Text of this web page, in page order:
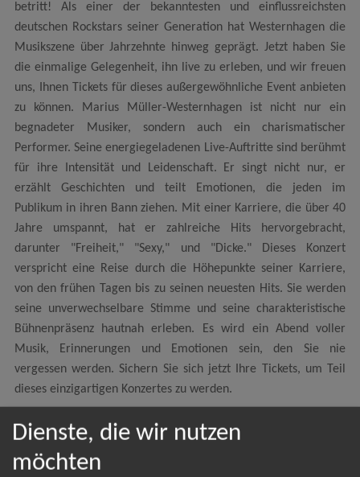
betritt! Als einer der bekanntesten und einflussreichsten
deutschen Rockstars seiner Generation hat Westernhagen die
Musikszene über Jahrzehnte hinweg geprägt. Jetzt haben Sie
die einmalige Gelegenheit, ihn live zu erleben, und wir freuen
uns, Ihnen Tickets für dieses außergewöhnliche Event anbieten
zu können. Marius Müller-Westernhagen ist nicht nur ein
begnadeter Musiker, sondern auch ein charismatischer
Performer. Seine energiegeladenen Live-Auftritte sind berühmt
für ihre Intensität und Leidenschaft. Er singt nicht nur, er
erzählt Geschichten und teilt Emotionen, die jeden im
Publikum in ihren Bann ziehen. Mit einer Karriere, die über 40
Jahre umspannt, hat er zahlreiche Hits hervorgebracht,
darunter "Freiheit," "Sexy," und "Dicke." Dieses Konzert
verspricht eine Reise durch die Höhepunkte seiner Karriere,
von den frühen Tagen bis zu seinen neuesten Hits. Sie werden
seine unverwechselbare Stimme und seine charakteristische
Bühnenpräsenz hautnah erleben. Es wird ein Abend voller
Musik, Erinnerungen und Emotionen sein, den Sie nie
vergessen werden. Sichern Sie sich jetzt Ihre Tickets, um Teil
dieses einzigartigen Konzertes zu werden.
Dienste, die wir nutzen
möchten